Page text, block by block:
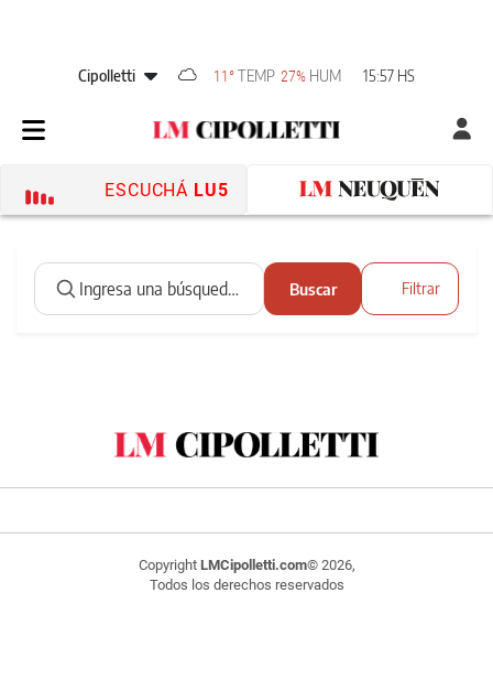
Cipolletti 11° TEMP 27% HUM 15:57 HS
ESCUCHÁ LU5
Buscar Filtrar
Copyright LMCipolletti.com© 2026,
Todos los derechos reservados